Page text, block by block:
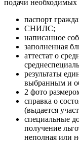
подачи необходимых
паспорт
СНИЛС;
написанное
заполненная
аттестат о
результаты
выбранным и
2 фото
справка о
(выдается
специальные
получение
неполная или